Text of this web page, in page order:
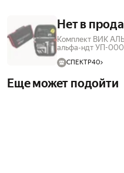
Нет в
Комплект ВИК
альфа-ндт УП-
СПЕКТР40
Еще может подойти